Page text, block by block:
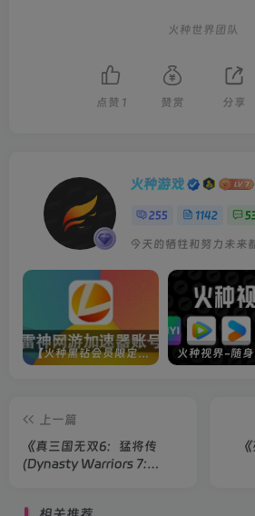
火种世界团队
点赞 1 赞赏 分享
火种游戏
255 1142
今天的牺牲和努力未来
【火种黑钻会员限定】雷神加速器账号
上一篇
《真三国无双6：猛将传
(Dynasty Warriors 7: